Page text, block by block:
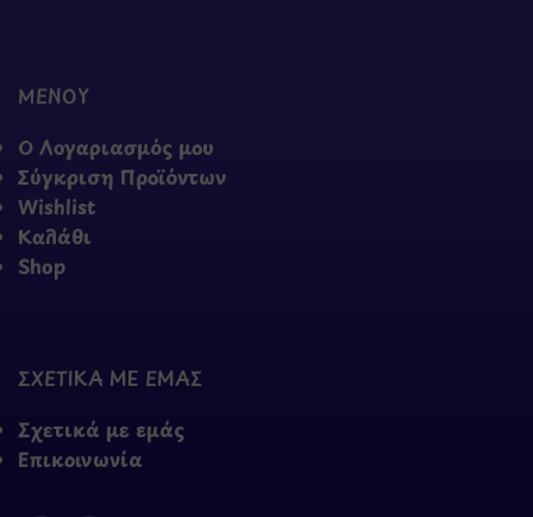
ΜΕΝΟΥ
Ο Λογαριασμός μου
Σύγκριση Προϊόντων
Wishlist
Καλάθι
Shop
ΣΧΕΤΙΚΑ ΜΕ ΕΜΑΣ
Σχετικά με εμάς
Επικοινωνία